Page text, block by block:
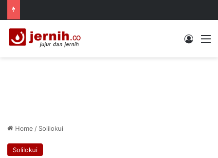
Log In
Home / Solilokui
Solilokui